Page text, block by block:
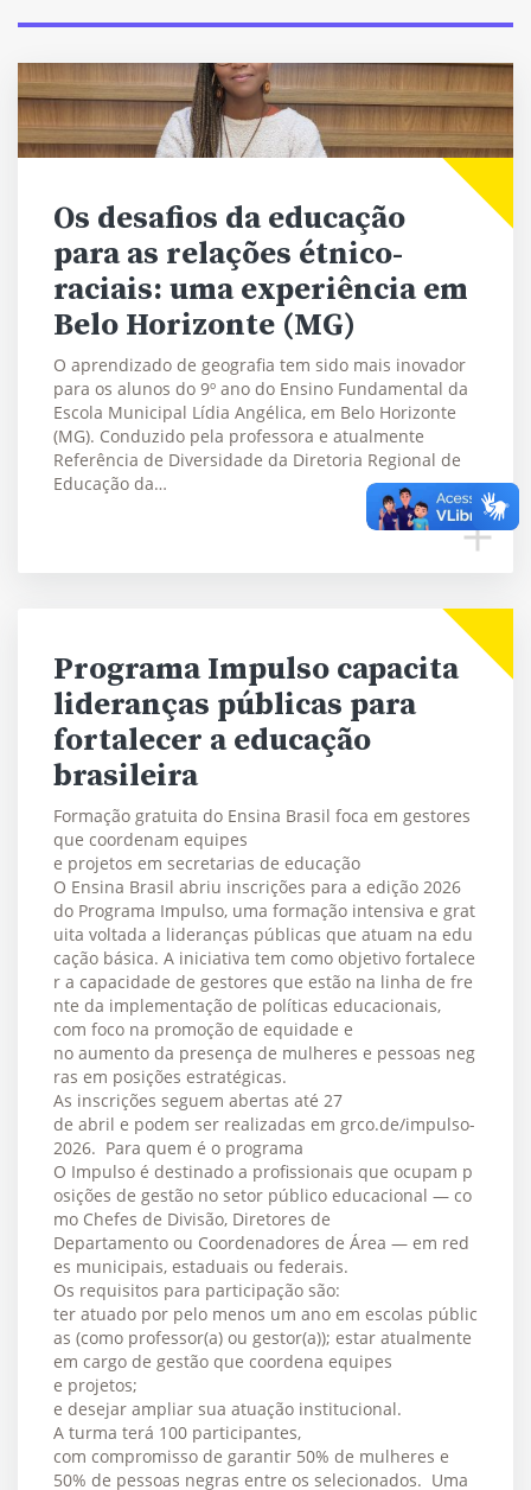
Os desafios da educação
para as relações étnico-
raciais: uma experiência em
Belo Horizonte (MG)
O aprendizado de geografia tem sido mais inovador
para os alunos do 9º ano do Ensino Fundamental da
Escola Municipal Lídia Angélica, em Belo Horizonte
(MG). Conduzido pela professora e atualmente
Referência de Diversidade da Diretoria Regional de
Educação da…
Programa Impulso capacita
lideranças públicas para
fortalecer a educação
brasileira
Formação gratuita do Ensina Brasil foca em gestores
que coordenam equipes
e projetos em secretarias de educação
O Ensina Brasil abriu inscrições para a edição 2026
do Programa Impulso, uma formação intensiva e grat
uita voltada a lideranças públicas que atuam na edu
cação básica. A iniciativa tem como objetivo fortalece
r a capacidade de gestores que estão na linha de fre
nte da implementação de políticas educacionais,
com foco na promoção de equidade e
no aumento da presença de mulheres e pessoas neg
ras em posições estratégicas.
As inscrições seguem abertas até 27
de abril e podem ser realizadas em grco.de/impulso-
2026. Para quem é o programa
O Impulso é destinado a profissionais que ocupam p
osições de gestão no setor público educacional — co
mo Chefes de Divisão, Diretores de
Departamento ou Coordenadores de Área — em red
es municipais, estaduais ou federais.
Os requisitos para participação são:
ter atuado por pelo menos um ano em escolas públic
as (como professor(a) ou gestor(a)); estar atualmente
em cargo de gestão que coordena equipes
e projetos;
e desejar ampliar sua atuação institucional.
A turma terá 100 participantes,
com compromisso de garantir 50% de mulheres e
50% de pessoas negras entre os selecionados. Uma